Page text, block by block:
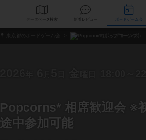
データベース 検索 新着レビュー
Popcorns*(ポップコーンズ）
Popcorns* 相席歓迎会 ※
途中参加可能